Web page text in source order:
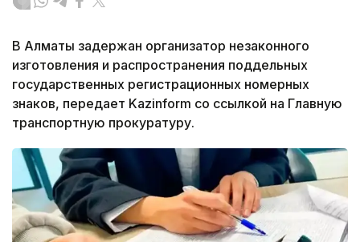
В Алматы задержан организатор незаконного
изготовления и распространения поддельных
государственных регистрационных номерных
знаков, передает Kazinform со ссылкой на Главную
транспортную прокуратуру.